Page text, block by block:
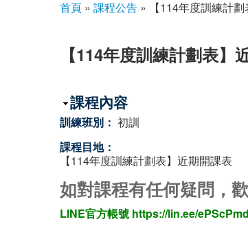
您在這裡
首頁 » 課程公告 » 【114年度訓練計
【114年度訓練計劃表
隱藏
課程內容
訓練班別： 初訓
課程目地：
【114年度訓練計劃表】近期開課表
如對課程有任何疑問，
LINE官方帳號 https://lin.ee/ePScPmd